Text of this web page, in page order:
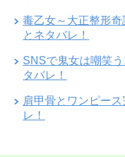
毒乙女～大正整形
とネタバレ！
SNSで鬼女は嘲笑
タバレ！
肩甲骨とワンピー
レ！